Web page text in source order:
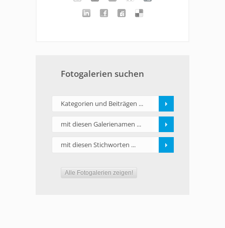
Fotogalerien suchen
Kategorien und Beiträgen ...
mit diesen Galerienamen ...
mit diesen Stichworten ...
Alle Fotogalerien zeigen!